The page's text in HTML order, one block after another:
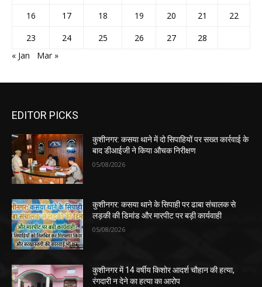
16
17 18 19 20 21
22
23
24 25 26 27
28
« Jan
Mar »
EDITOR PICKS
कुशीनगर: कसया थाने में दो सिपाहियों पर सख्त कार्रवाई के
बाद डीआईजी ने किया औचक निरीक्षण
05/08/2026
कुशीनगर: कसया थाने के सिपाही पर ढाबा संचालक से
लड़की की डिमांड और मारपीट पर बड़ी कार्यवाही
05/08/2026
कुशीनगर में 14 वर्षीय किशोर आदर्श चौहान की हत्या,
रंगदारी न देने का हत्या का आरोप